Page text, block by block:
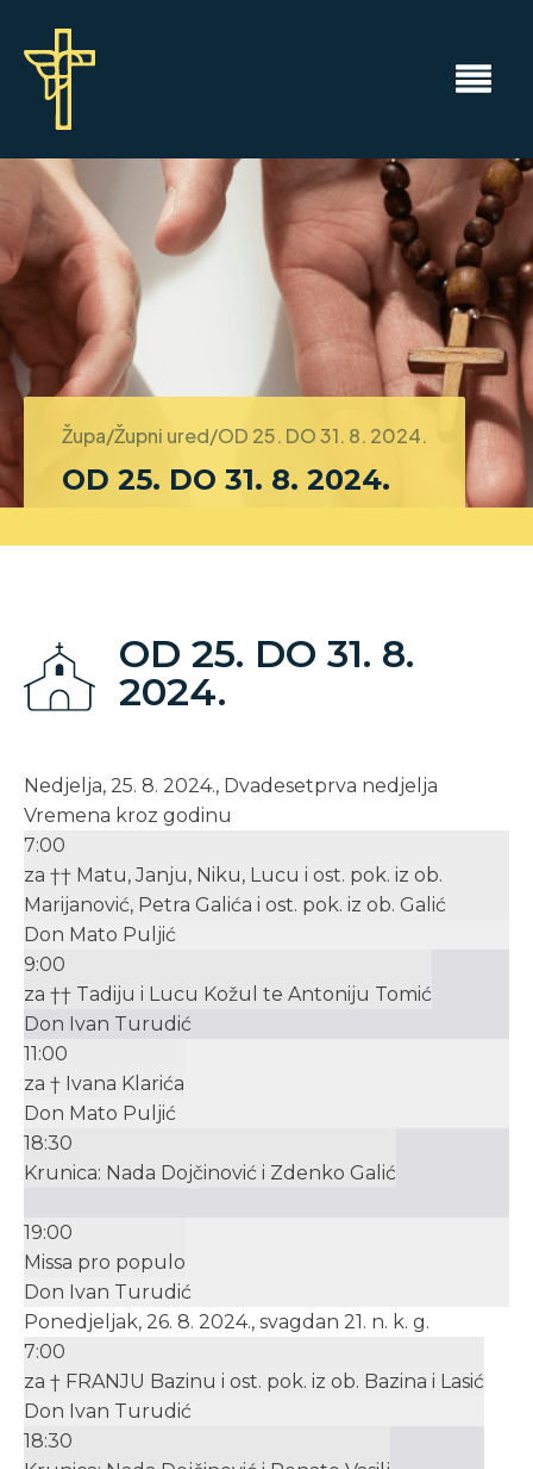
Župa/Župni ured/OD 25. DO 31. 8. 2024.
OD 25. DO 31. 8. 2024.
OD 25. DO 31. 8.
2024.
Nedjelja, 25. 8. 2024., Dvadesetprva nedjelja
Vremena kroz godinu
7:00
za †† Matu, Janju, Niku, Lucu i ost. pok. iz ob.
Marijanović, Petra Galića i ost. pok. iz ob. Galić
Don Mato Puljić
9:00
za †† Tadiju i Lucu Kožul te Antoniju Tomić
Don Ivan Turudić
11:00
za † Ivana Klarića
Don Mato Puljić
18:30
Krunica: Nada Dojčinović i Zdenko Galić
19:00
Missa pro populo
Don Ivan Turudić
Ponedjeljak, 26. 8. 2024., svagdan 21. n. k. g.
7:00
za † FRANJU Bazinu i ost. pok. iz ob. Bazina i Lasić
Don Ivan Turudić
18:30